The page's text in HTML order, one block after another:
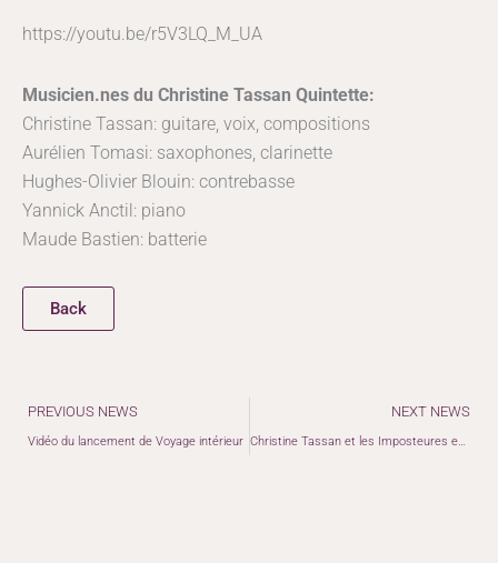
https://youtu.be/r5V3LQ_M_UA
Musicien.nes du Christine Tassan Quintette:
Christine Tassan: guitare, voix, compositions
Aurélien Tomasi: saxophones, clarinette
Hughes-Olivier Blouin: contrebasse
Yannick Anctil: piano
Maude Bastien: batterie
Back
Précédent
PREVIOUS NEWS
Vidéo du lancement de Voyage intérieur
NEXT NEWS
Christine Tassan et les Imposteures en tournée dans les Maritimes !